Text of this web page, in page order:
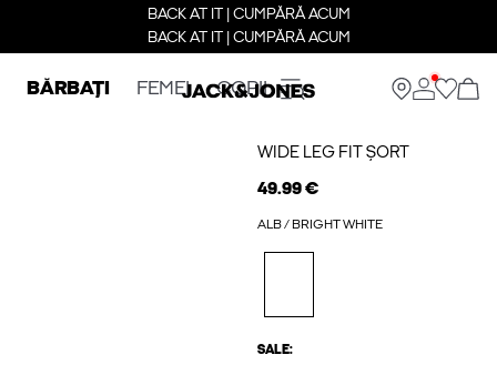
BACK AT IT | CUMPĂRĂ ACUM
BACK AT IT | CUMPĂRĂ ACUM
BĂRBAȚI FEMEI COPII
WIDE LEG FIT ȘORT
49.99 €
ALB / BRIGHT WHITE
SALE: